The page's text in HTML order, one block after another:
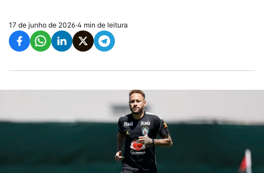
17 de junho de 2026·4 min de leitura